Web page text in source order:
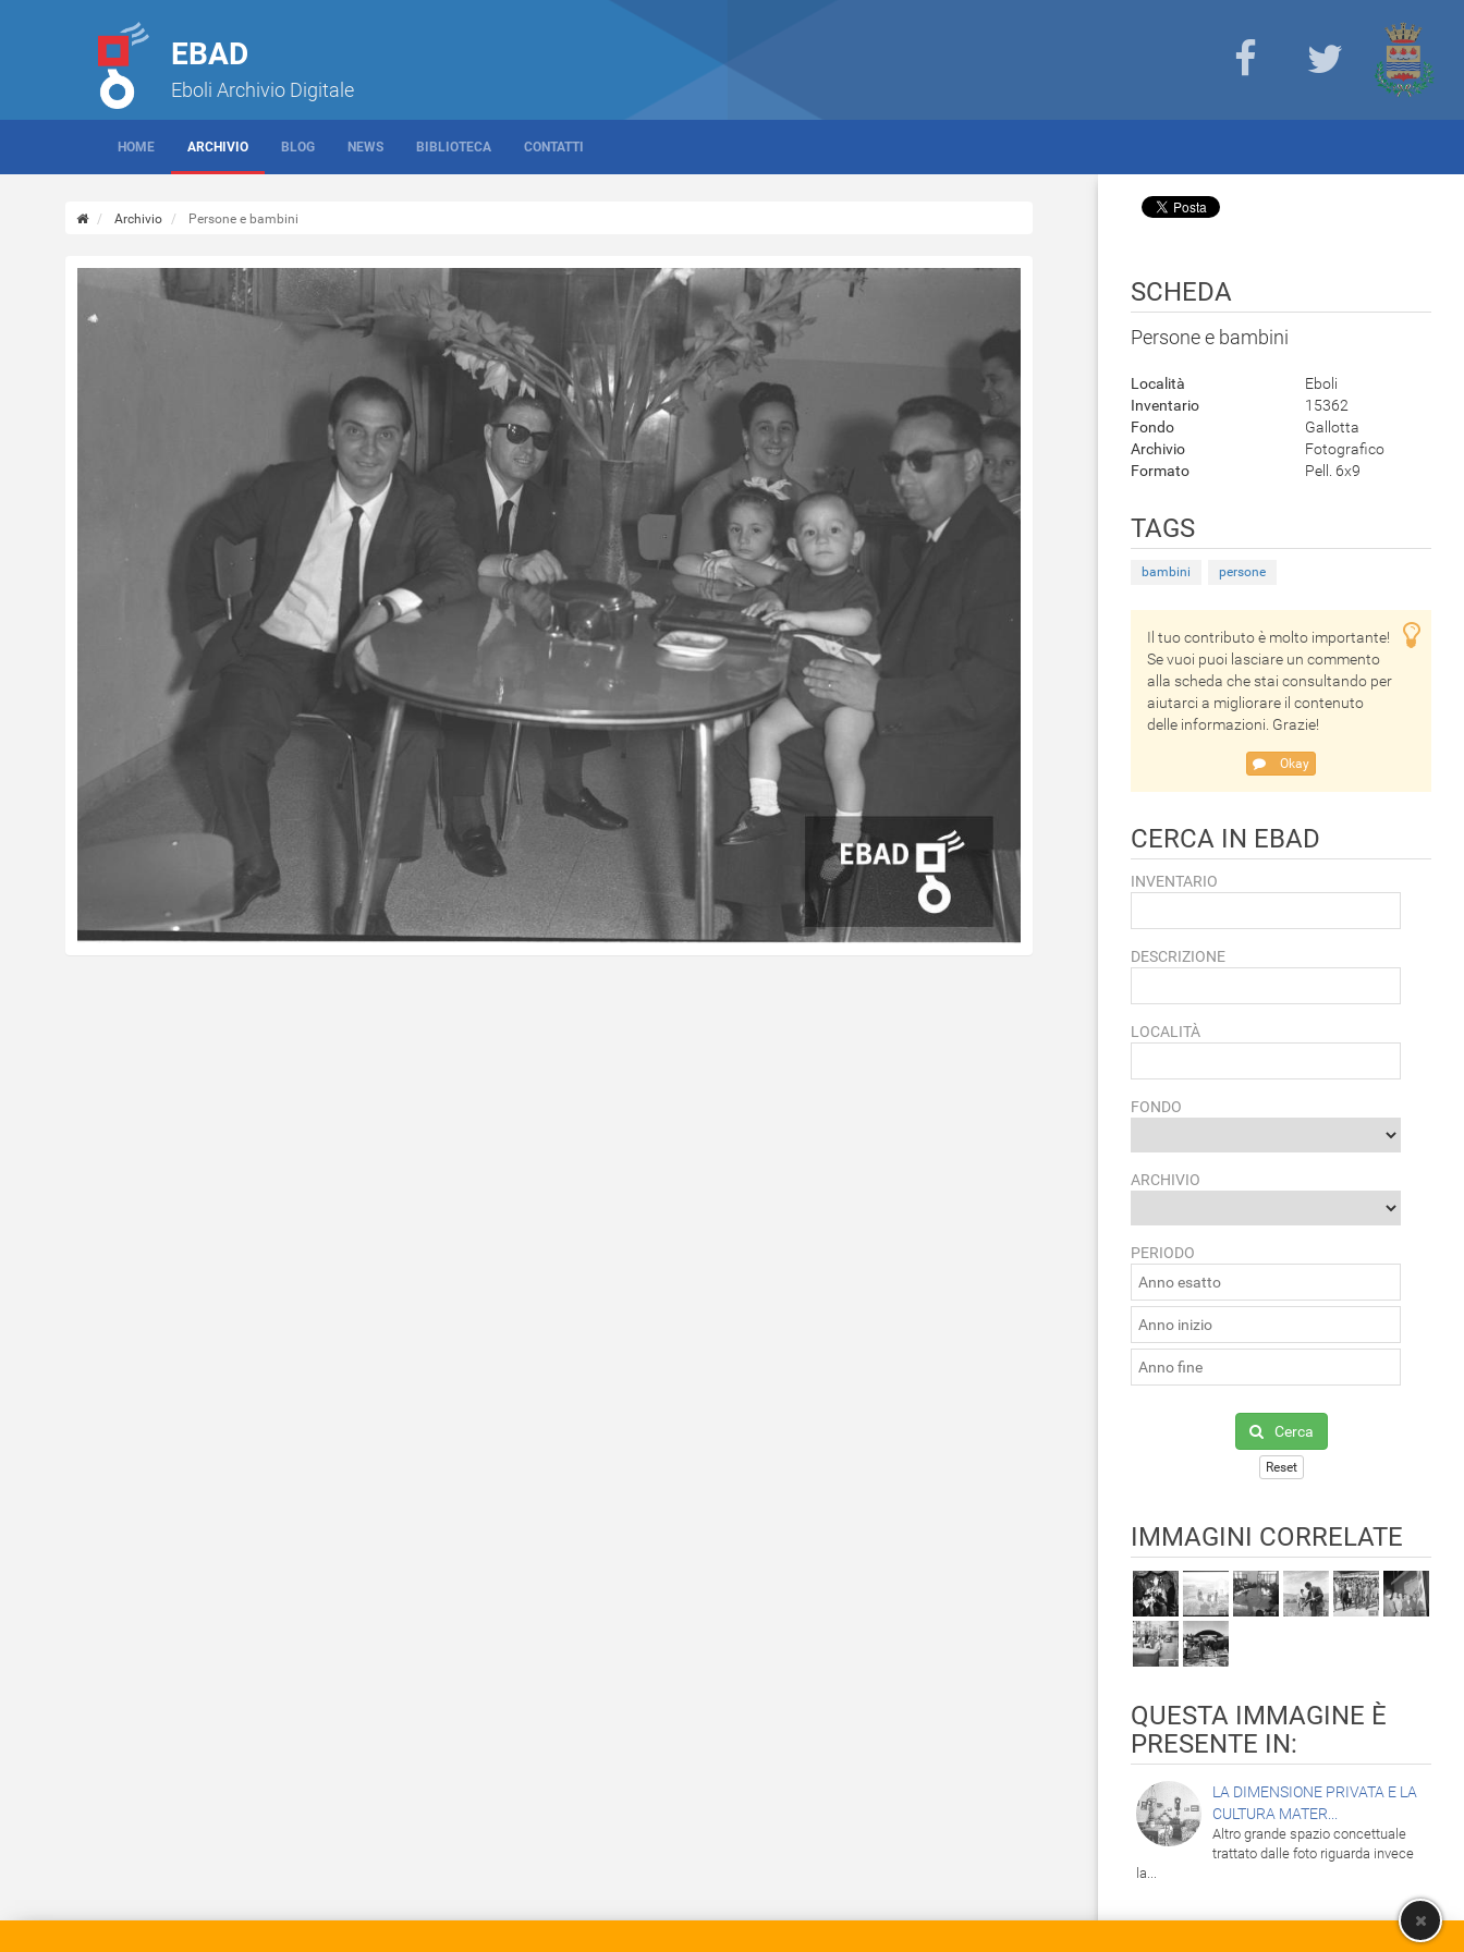
EBAD
Eboli Archivio Digitale
HOME ARCHIVIO BLOG NEWS BIBLIOTECA CONTATTI
Archivio Persone e bambini
SCHEDA
Persone e bambini
Località
Eboli
Inventario
15362
Fondo
Gallotta
Archivio
Fotografico
Formato
Pell. 6x9
TAGS
bambini persone
Il tuo contributo è molto importante!
Se vuoi puoi lasciare un commento
alla scheda che stai consultando per
aiutarci a migliorare il contenuto
delle informazioni. Grazie!
Okay
CERCA IN EBAD
INVENTARIO
DESCRIZIONE
LOCALITÀ
FONDO
ARCHIVIO
PERIODO
Cerca
Reset
IMMAGINI CORRELATE
QUESTA IMMAGINE È
PRESENTE IN:
LA DIMENSIONE PRIVATA E LA
CULTURA MATER...
Altro grande spazio concettuale
trattato dalle foto riguarda invece
la...